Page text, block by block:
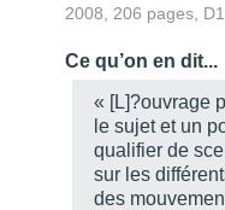
INTRO Contestation
CHAPITRE
CHAPITRE 2_Sur le
CHAPITRE 3_Les
cadre de l’ALENA
CHAPITRE 4_Le
2008, 206 pages,
Ce qu’on en dit...
« [L]?ouvrage
le sujet et un
qualifier de
sur les
des